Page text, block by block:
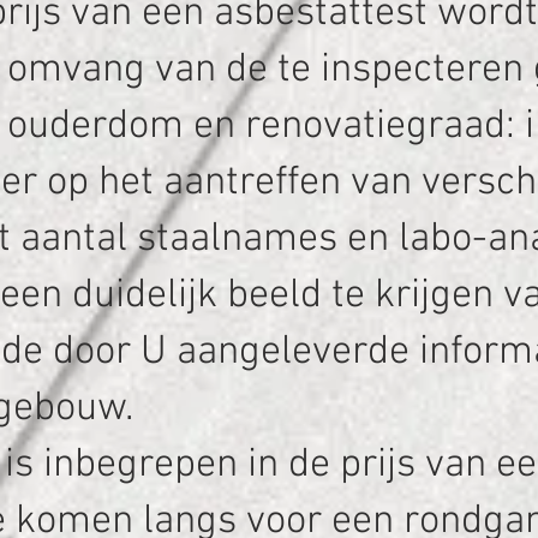
van een asbestattest
van de te
en
op het aantreffen van
aantal staalnames en labo-
duidelijk beeld te krijgen
door U aangeleverde
inbegrepen in de prijs van
komen langs voor een